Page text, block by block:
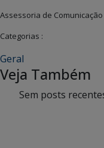
Assessoria de Comunicação
Categorias :
Geral
Veja Também
Sem posts